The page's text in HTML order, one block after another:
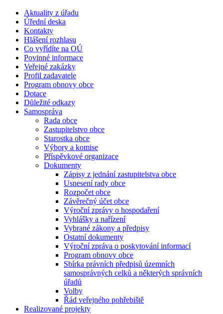
Aktuality z úřadu
Úřední deska
Kontakty
Hlášení rozhlasu
Co vyřídíte na OÚ
Povinné informace
Veřejné zakázky
Profil zadavatele
Program obnovy obce
Dotace
Důležité odkazy
Samospráva
Rada obce
Zastupitelstvo obce
Starostka obce
Výbory a komise
Příspěvkové organizace
Dokumenty
Zápisy z jednání zastupitelstva obce
Usnesení rady obce
Rozpočet obce
Závěrečný účet obce
Výroční zprávy o hospodaření
Vyhlášky a nařízení
Vybrané zákony a předpisy
Ostatní dokumenty
Výroční zpráva o poskytování informací
Program obnovy obce
Sbírka právních předpisů územních
samosprávných celků a některých správních
úřadů
Volby
Řád veřejného pohřebiště
Realizované projekty